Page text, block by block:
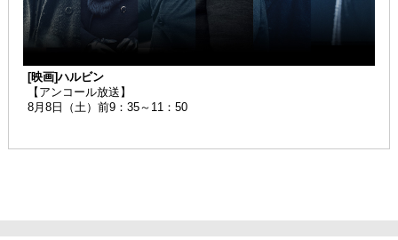
[映画]ハルビン
【アンコール放送】
8月8日（土）前9：35～11：50